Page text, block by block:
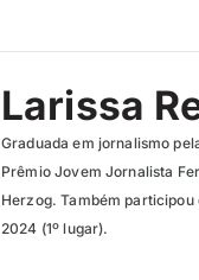
Larissa
Graduada em jornalismo
Prêmio Jovem Jornalista
Herzog. Também participou
2024 (1º lugar).